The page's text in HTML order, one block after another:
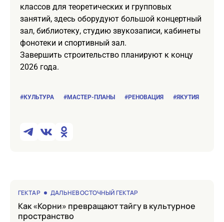
классов для теоретических и групповых
занятий, здесь оборудуют большой концертный
зал, библиотеку, студию звукозаписи, кабинеты
фонотеки и спортивный зал.
Завершить строительство планируют к концу
2026 года.
#КУЛЬТУРА #МАСТЕР-ПЛАНЫ #РЕНОВАЦИЯ #ЯКУТИЯ
ГЕКТАР ДАЛЬНЕВОСТОЧНЫЙ ГЕКТАР
Как «Корни» превращают тайгу в культурное
пространство